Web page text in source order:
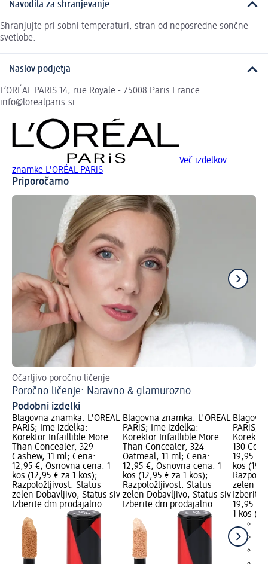
Navodila za shranjevanje
Shranjujte pri sobni temperaturi, stran od neposredne sončne
svetlobe.
Naslov podjetja
L’ORÉAL PARIS 14, rue Royale - 75008 Paris France
info@lorealparis.si
Več izdelkov
znamke L'ORÉAL PARiS
Priporočamo
Očarljivo poročno ličenje
Poročno ličenje: Naravno & glamurozno
Podobni izdelki
Blagovna znamka: L'ORÉAL
PARiS; Ime izdelka:
Korektor Infaillible More
Than Concealer, 329
Cashew, 11 ml; Cena:
12,95 €; Osnovna cena: 1
kos (12,95 € za 1 kos);
Razpoložljivost: Status
zelen Dobavljivo, Status siv
Izberite dm prodajalno
Blagovna znamka: L'ORÉAL
PARiS; Ime izdelka:
Korektor Infaillible More
Than Concealer, 324
Oatmeal, 11 ml; Cena:
12,95 €; Osnovna cena: 1
kos (12,95 € za 1 kos);
Razpoložljivost: Status
zelen Dobavljivo, Status siv
Izberite dm prodajalno
PARiS;
130
19,95 €;
kos
zelen
Izberite
19,95 €
1 kos